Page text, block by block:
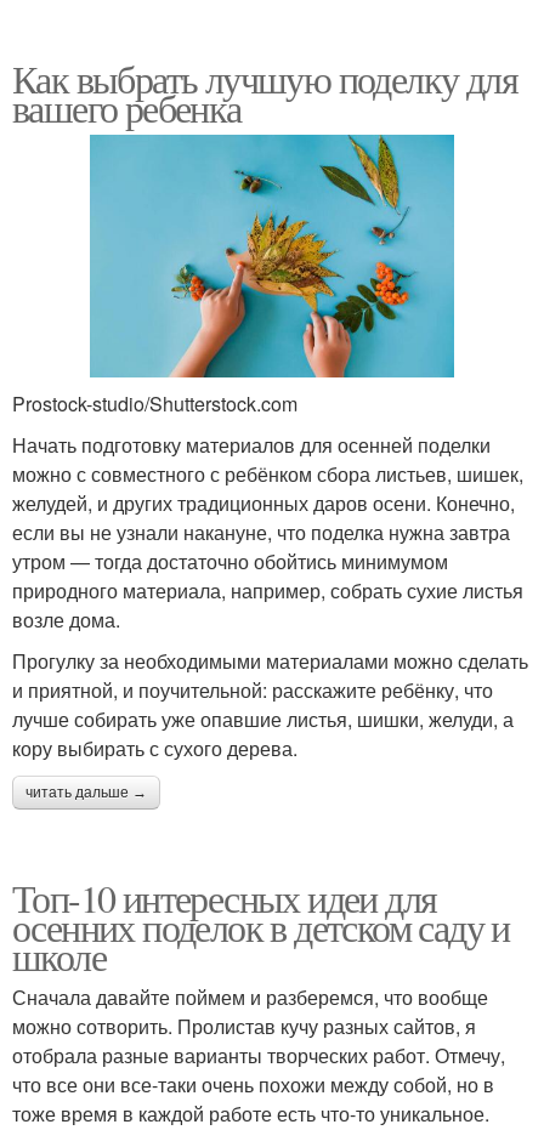
Сад из цветной бумаги
бумаги
Поделки ко дню Оригинальные поделки
Поделки для любимых
мам
Необычные поделки Сладкая поделка
материала
Матерь в детском саду
Сад из подручных
материалов
Поделки для мам Поделка для мамы
Поделки для мамы Поделка из бумаги
Как выбрать лучшую поделку для
вашего ребенка
Prostock-studio/Shutterstock.com
Начать подготовку материалов для осенней поделки
можно с совместного с ребёнком сбора листьев, шишек,
желудей, и других традиционных даров осени. Конечно,
если вы не узнали накануне, что поделка нужна завтра
утром — тогда достаточно обойтись минимумом
природного материала, например, собрать сухие листья
возле дома.
Прогулку за необходимыми материалами можно сделать
и приятной, и поучительной: расскажите ребёнку, что
лучше собирать уже опавшие листья, шишки, желуди, а
кору выбирать с сухого дерева.
читать дальше →
Топ-10 интересных идеи для
осенних поделок в детском саду и
школе
Сначала давайте поймем и разберемся, что вообще
можно сотворить. Пролистав кучу разных сайтов, я
отобрала разные варианты творческих работ. Отмечу,
что все они все-таки очень похожи между собой, но в
тоже время в каждой работе есть что-то уникальное.